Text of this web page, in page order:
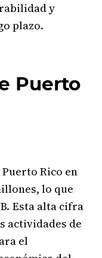
y
plazo.
Puerto
Rico en
lo que
Esta alta cifra
actividades de
el